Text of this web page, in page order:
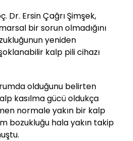
Dr. Ersin Çağrı Şimşek,
bir sorun olmadığını
yeniden
kalp pili cihazı
olduğunu belirten
kasılma gücü oldukça
normale yakın bir kalp
bozukluğu hala yakın takip